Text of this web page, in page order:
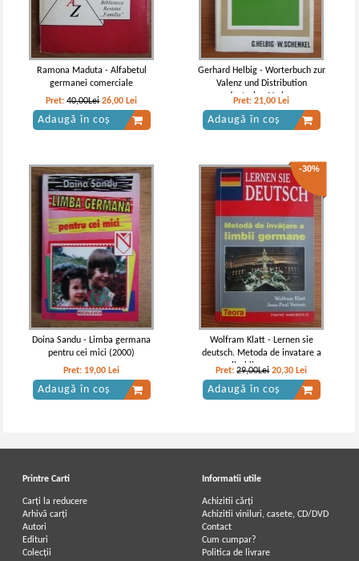
Ramona Maduta - Alfabetul
germanei comerciale
Pret:40,00Lei 26,00 Lei
Adaugă în coș
Gerhard Helbig - Worterbuch zur
Valenz und Distribution
deutscher Verben
Pret:21,00 Lei
Adaugă în coș
Doina Sandu - Limba germana
pentru cei mici (2000)
Pret: 19,00 Lei
Adaugă în coș
-30%
Wolfram Klatt - Lernen sie
deutsch. Metoda de invatare a
limbii germane
Pret:29,00Lei 20,30 Lei
Adaugă în coș
Printre Carti
Carți la reducere
Arhivă carți
Autori
Edituri
Colecții
Informatii utile
Achizitii cărți
Achizitii viniluri, casete, CD/DVD
Contact
Cum cumpar?
Politica de livrare